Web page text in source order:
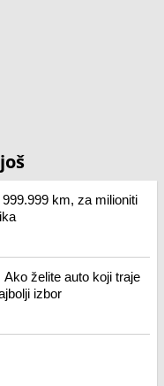
km, za milioniti
želite auto koji traje
izbor